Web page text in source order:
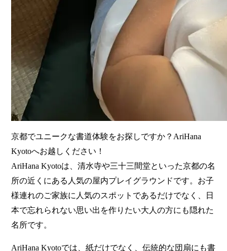
京都でユニークな書道体験をお探しですか？AriHana
Kyotoへお越しください！
AriHana Kyotoは、清水寺や三十三間堂といった京都の名
所の近くにある人気の屋内プレイグラウンドです。お子
様連れのご家族に人気のスポットであるだけでなく、日
本で忘れられない思い出を作りたい大人の方にも隠れた
名所です。
AriHana Kyotoでは、紙だけでなく、伝統的な団扇にも書